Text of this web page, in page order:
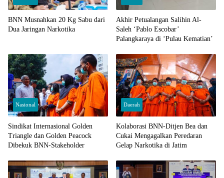
BNN Musnahkan 20 Kg Sabu dari
Dua Jaringan Narkotika
Akhir Petualangan Salihin Al-
Saleh ‘Pablo Escobar’
Palangkaraya di ‘Pulau Kematian’
Nasional
Sindikat Internasional Golden
Triangle dan Golden Peacock
Dibekuk BNN-Stakeholder
Daerah
Kolaborasi BNN-Ditjen Bea dan
Cukai Mengagalkan Peredaran
Gelap Narkotika di Jatim